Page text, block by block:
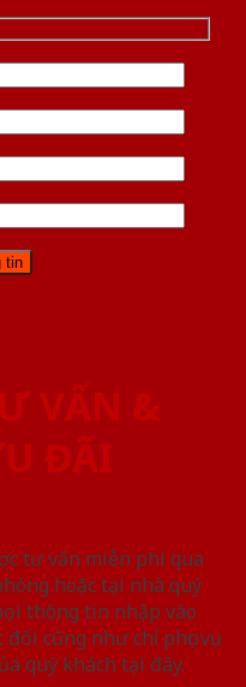
VẤN &
ĐÃI
tư vấn miễn phí qua
hoặc tại nhà quý
thông tin nhập vào
cũng như chỉ phục vụ
quý khách tại đây.